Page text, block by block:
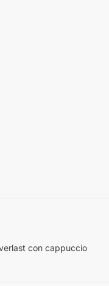
con cappuccio